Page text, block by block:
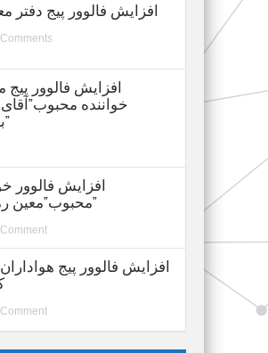
افزایش فالوور پیج دفتر
افزایش فالوور پیج
خواننده
بنازاده”
افزایش فالوور
محبوب”معین رمضان”
افزایش فالوور پیج